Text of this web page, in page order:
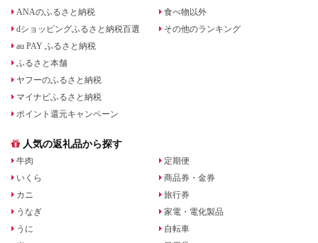
ANAのふるさと納税
dショッピングふるさと納税百選
au PAY ふるさと納税
ふるさと本舗
ヤフーのふるさと納税
マイナビふるさと納税
ポイント還元キャンペーン
食べ物以外
その他のランキング
人気の返礼品から探す
牛肉
いくら
カニ
うなぎ
うに
定期便
商品券・金券
旅行券
家電・電化製品
自転車